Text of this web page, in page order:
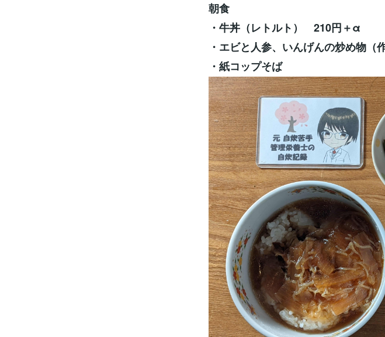
朝食
・牛丼（レトルト） 210円＋α
・エビと人参、いんげんの炒め物
・紙コップそば